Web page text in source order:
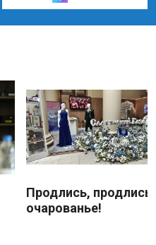
Продлись, продлись
очарованье!